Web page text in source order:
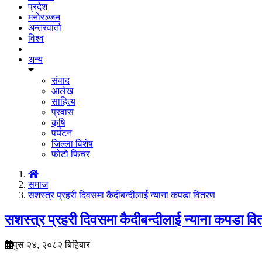
प्रदेश
मनाेरञ्जन
अन्तरवार्ता
विश्व
अन्य
संवाद
आलेख
साहित्य
प्रवास
कृषि
पर्यटन
जिल्ला विशेष
फोटो फिचर
समाज
सशस्त्र प्रहरी दिवसमा कैदीबन्दीलाई न्याना कपडा वितरण
सशस्त्र प्रहरी दिवसमा कैदीबन्दीलाई न्याना कपडा
पुस २४, २०८२ बिहिबार